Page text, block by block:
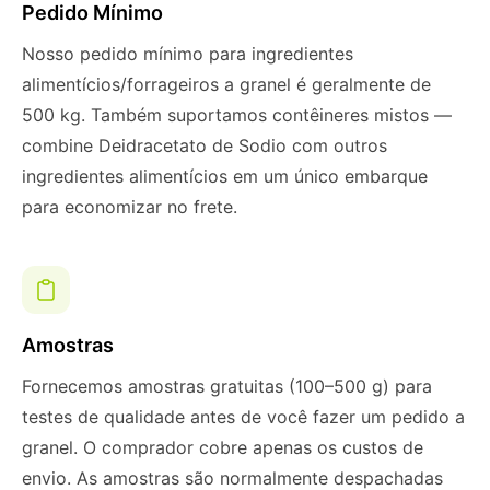
Pedido Mínimo
Nosso pedido mínimo para ingredientes
alimentícios/forrageiros a granel é geralmente de
500 kg. Também suportamos contêineres mistos —
combine Deidracetato de Sodio com outros
ingredientes alimentícios em um único embarque
para economizar no frete.
Amostras
Fornecemos amostras gratuitas (100–500 g) para
testes de qualidade antes de você fazer um pedido a
granel. O comprador cobre apenas os custos de
envio. As amostras são normalmente despachadas